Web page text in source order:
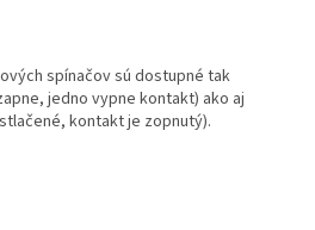
spínačov sú dostupné tak
jedno vypne kontakt) ako aj
kontakt je zopnutý).